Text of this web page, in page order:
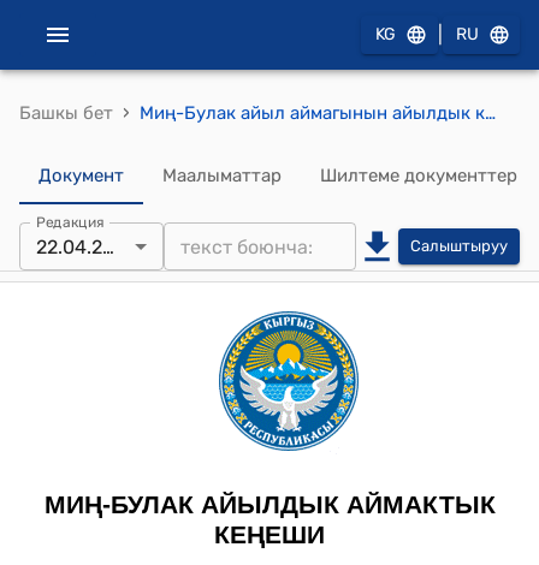
KG RU
Башкы бет › Миң-Булак айыл аймагынын айылдык кеңешинин 2024-жылдын 22-апрелиндеги "“Миӊ-Булак тазалык” муниципалдык ишканасынын жүк ташуучу автоунасынын тарифин бекитип берүү жөнүндө" №13/110 токтому
Документ Маалыматтар Шилтеме документтер
Редакция
22.04.2024 Салыштыруу